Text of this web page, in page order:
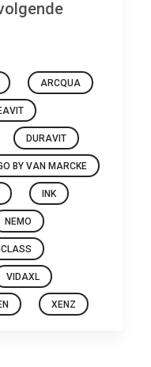
ARCQUA
DURAVIT
BY VAN MARCKE
INK
NEMO
VIDAXL
XENZ